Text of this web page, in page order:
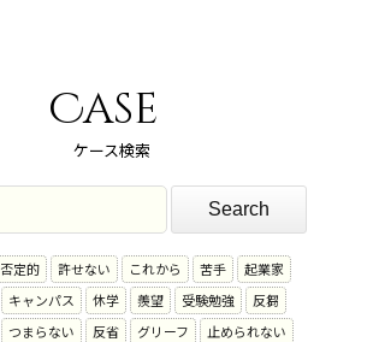
Case
ケース検索
否定的 許せない これから 苦手
起業家
キャンパス 休学 羨望 受験勉強
反芻
つまらない 反省 グリーフ
止められない